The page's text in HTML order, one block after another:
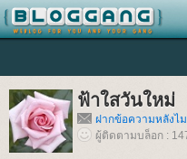
ฟ้าใสวันใหม่
ฝากข้อความหลังไ
ผู้ติดตามบล็อก :